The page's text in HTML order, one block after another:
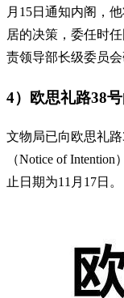
月15日通知内阁，
居的决策，委任时
责领导部长级委员会
4）欧思礼路38
文物局已向欧思礼
（Notice of
止日期为11月17日。